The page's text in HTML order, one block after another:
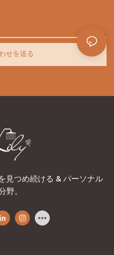
せを送る
見つめ続ける & パーソナル
野。